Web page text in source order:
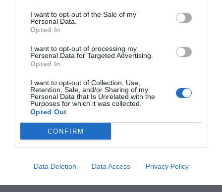
I want to opt-out of the Sale of my
Personal Data.
Opted In
I want to opt-out of processing my
Personal Data for Targeted Advertising.
Opted In
I want to opt-out of Collection, Use,
Retention, Sale, and/or Sharing of my
Personal Data that Is Unrelated with the
Purposes for which it was collected.
Opted Out
CONFIRM
Data Deletion Data Access Privacy Policy
AñadirVIA Empresacomo fuente preferida
de Google de forma gratuita
actualidad
ACTIVAR AHORA
RELACIONADAS